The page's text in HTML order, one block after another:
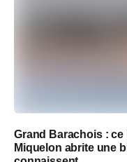
Grand Barachois : ce
Miquelon abrite une